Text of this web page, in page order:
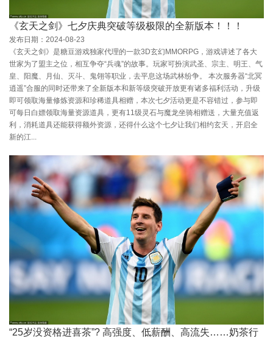
《玄天之剑》七夕庆典突破等级极限的全新版本！！！
发布日期：2024-08-23
《玄天之剑》是糖豆游戏独家代理的一款3D玄幻MMORPG，游戏讲述了各大
世家为了盟主之位，相互争夺“兵魂”的故事。玩家可扮演武圣、宗主、明王、气
皇、阳魔、月仙、灭斗、鬼翎等职业，去平息这场武林纷争。 本次服务器“北冥
逍遥”合服的同时还带来了全新版本和新等级突破开放更有诸多福利活动，升级
即可领取海量修炼资源和珍稀道具相赠，本次七夕活动更是不容错过，参与即
可每日白嫖领取海量资源道具，更有11级灵石与魔龙坐骑相赠送，大量充值返
利，消耗道具还能获得额外资源，还得什么这个七夕让我们相约玄天，开启全
新的江...
“25岁没资格进喜茶”? 高强度、低薪酬、高流失……奶茶行